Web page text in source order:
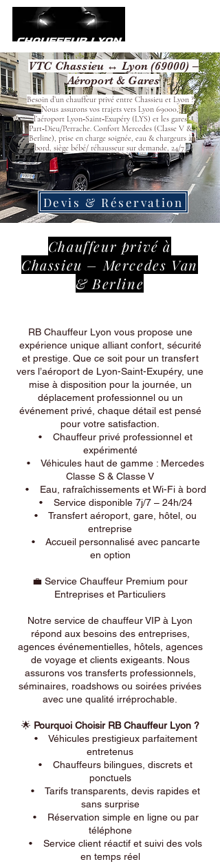
VTC Chassieu ↔ Lyon (69000) –
Aéroport & Gares
Besoin d’un chauffeur privé entre Chassieu et Lyon ?
Nous assurons vos trajets vers Lyon 69000,
l’aéroport Lyon‑Saint‑Exupéry (LYS) et les gares
Part‑Dieu/Perrache. Confort Mercedes (Classe V &
Berline), prise en charge soignée, eau & chargeurs à
bord, siège bébé/ réhausseur sur demande, 24/7.
Devis & Réservation
Chauffeur privé à
Chassieu – Mercedes Van
& Berline
RB Chauffeur Lyon vous propose une
expérience unique alliant confort, sécurité
et prestige. Que ce soit pour un transfert
vers l’aéroport de Lyon-Saint-Exupéry, une
mise à disposition pour la journée, un
déplacement professionnel ou un
événement privé, chaque détail est pensé
pour votre satisfaction.
• Chauffeur privé professionnel et
expérimenté
• Véhicules haut de gamme : Mercedes
Classe S & Classe V
• Eau, rafraîchissements et Wi-Fi à bord
• Service disponible 7j/7 – 24h/24
• Transfert aéroport, gare, hôtel, ou
entreprise
• Accueil personnalisé avec pancarte
en option
💼 Service Chauffeur Premium pour
Entreprises et Particuliers
Notre service de chauffeur VIP à Lyon
répond aux besoins des entreprises,
agences événementielles, hôtels, agences
de voyage et clients exigeants. Nous
assurons vos transferts professionnels,
séminaires, roadshows ou soirées privées
avec une qualité irréprochable.
🌟 Pourquoi Choisir RB Chauffeur Lyon ?
• Véhicules prestigieux parfaitement
entretenus
• Chauffeurs bilingues, discrets et
ponctuels
• Tarifs transparents, devis rapides et
sans surprise
• Réservation simple en ligne ou par
téléphone
• Service client réactif et suivi des vols
en temps réel